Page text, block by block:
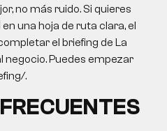
no más ruido. Si quieres
una hoja de ruta clara, el
el briefing de La
negocio. Puedes empezar
.